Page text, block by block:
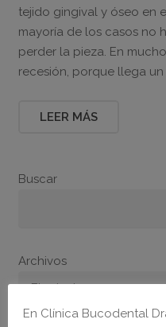
tejido gingival y óseo en
mayoría de los casos no
perder la pieza. En
recesión, porque llega
LEER MÁS
Buscar
Archivos
En Clínica Bucodental